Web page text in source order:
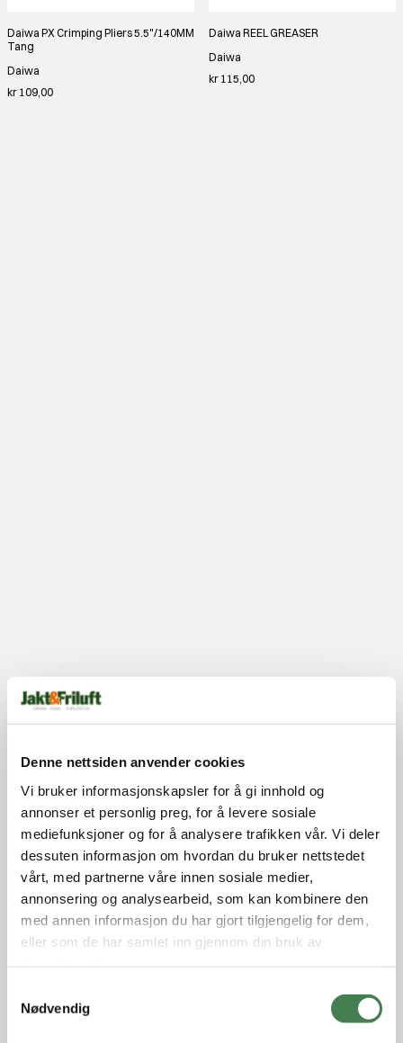
Denne nettsiden anvender cookies
Vi bruker informasjonskapsler for å gi innhold og
annonser et personlig preg, for å levere sosiale
mediefunksjoner og for å analysere trafikken vår. Vi deler
dessuten informasjon om hvordan du bruker nettstedet
vårt, med partnerne våre innen sosiale medier,
annonsering og analysearbeid, som kan kombinere den
med annen informasjon du har gjort tilgjengelig for dem,
eller som de har samlet inn gjennom din bruk av
Nødvendig
Daiwa PX Crimping Pliers 5.5"/140MM
Tang
Daiwa
kr 109,00
Daiwa REEL GREASER
Daiwa
kr 115,00